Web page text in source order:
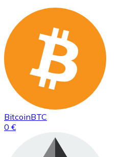
BitcoinBTC
0 €